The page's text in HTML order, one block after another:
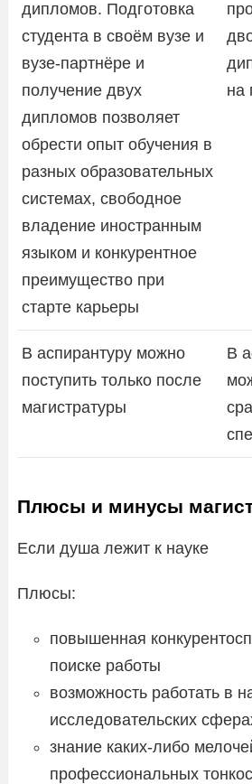
дипломов. Подготовка
студента в своём вузе и
вузе-партнёре и
получение двух
дипломов позволяет
обрести опыт обучения в
разных образовательных
системах, свободное
владение иностранным
языком и конкурентное
преимущество при
старте карьеры
на
В аспирантуру можно
поступить только после
магистратуры
В
Плюсы и минусы
Если душа лежит к науке
Плюсы:
повышенная
поиске работы
возможность работать в
исследовательских
знание каких-либо
профессиональных